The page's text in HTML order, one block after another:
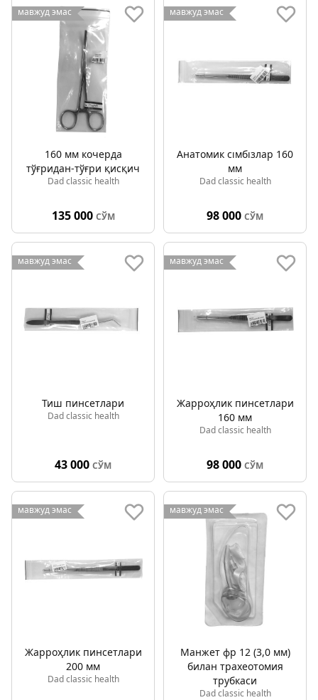
мавжуд эмас
160 мм кочерда
тўғридан-тўғри қисқич
Dad classic health
135 000 СЎМ
мавжуд эмас
Анатомик cıмбıзлар 160
мм
Dad classic health
98 000 СЎМ
мавжуд эмас
Тиш пинсетлари
Dad classic health
43 000 СЎМ
мавжуд эмас
Жарроҳлик пинсетлари
160 мм
Dad classic health
98 000 СЎМ
мавжуд эмас
Жарроҳлик пинсетлари
200 мм
Dad classic health
мавжуд эмас
Манжет фр 12 (3,0 мм)
билан трахеотомия
трубкаси
Dad classic health